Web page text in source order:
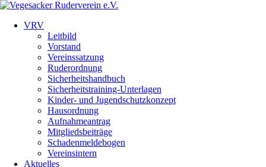
VRV
Leitbild
Vorstand
Vereinssatzung
Ruderordnung
Sicherheitshandbuch
Sicherheitstraining-Unterlagen
Kinder- und Jugendschutzkonzept
Hausordnung
Aufnahmeantrag
Mitgliedsbeiträge
Schadenmeldebogen
Vereinsintern
Aktuelles